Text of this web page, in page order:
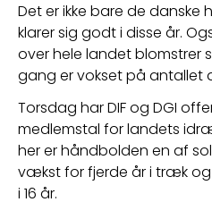
Det er ikke bare de
klarer sig godt i disse år.
over hele landet blomstrer
gang er vokset på antallet
Torsdag har DIF og DGI
medlemstal for landets
her er håndbolden en af
vækst for fjerde år i træk
i 16 år.